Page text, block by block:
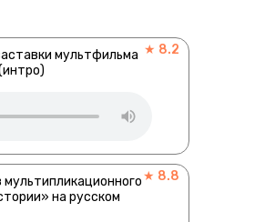
мультфильма ★ 8.2
на русском
★ 8.8